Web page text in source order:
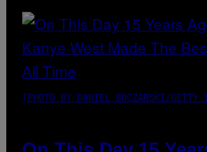
(PHOTO BY DANIEL BOCZARSKI/GETTY